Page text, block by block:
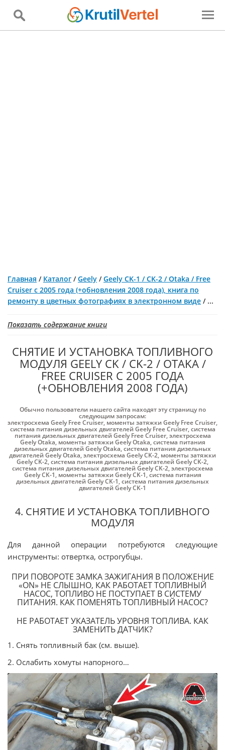
Главная / Каталог /Geely /Geely CK-1 / CK-2 / Otaka / Free
Cruiser с 2005 года (+обновления 2008 года), книга по
ремонту в цветных фотографиях в электронном виде / ...
Показать содержание книги
СНЯТИЕ И УСТАНОВКА ТОПЛИВНОГО
МОДУЛЯ GEELY CK / CK-2 / OTAKA /
FREE CRUISER С 2005 ГОДА
(+ОБНОВЛЕНИЯ 2008 ГОДА)
Обычно пользователи нашего сайта находят эту страницу по
следующим запросам:
электросхема Geely Free Cruiser, моменты затяжки Geely Free Cruiser,
система питания дизельных двигателей Geely Free Cruiser,система
питания дизельных двигателей Geely Free Cruiser,электросхема
Geely Otaka, моменты затяжки Geely Otaka,система питания
дизельных двигателей Geely Otaka,система питания дизельных
двигателей Geely Otaka,электросхема Geely CK-2, моменты затяжки
Geely CK-2,система питания дизельных двигателей Geely CK-2,
система питания дизельных двигателей Geely CK-2,электросхема
Geely CK-1, моменты затяжки Geely CK-1,система питания
дизельных двигателей Geely CK-1,система питания дизельных
двигателей Geely CK-1
4. СНЯТИЕ И УСТАНОВКА ТОПЛИВНОГО
МОДУЛЯ
Для данной операции потребуются следующие
инструменты: отвертка, острогубцы.
ПРИ ПОВОРОТЕ ЗАМКА ЗАЖИГАНИЯ В ПОЛОЖЕНИЕ
«ON» НЕ СЛЫШНО, КАК РАБОТАЕТ ТОПЛИВНЫЙ
НАСОС, ТОПЛИВО НЕ ПОСТУПАЕТ В СИСТЕМУ
ПИТАНИЯ. КАК ПОМЕНЯТЬ ТОПЛИВНЫЙ НАСОС?
НЕ РАБОТАЕТ УКАЗАТЕЛЬ УРОВНЯ ТОПЛИВА. КАК
ЗАМЕНИТЬ ДАТЧИК?
1. Снять топливный бак (см. выше).
2. Ослабить хомуты напорного…